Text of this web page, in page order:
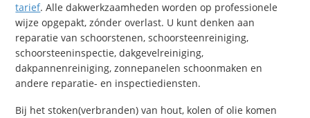
tarief. Alle dakwerkzaamheden worden op professionele
wijze opgepakt, zónder overlast. U kunt denken aan
reparatie van schoorstenen, schoorsteenreiniging,
schoorsteeninspectie, dakgevelreiniging,
dakpannenreiniging, zonnepanelen schoonmaken en
andere reparatie- en inspectiediensten.
Bij het stoken(verbranden) van hout, kolen of olie komen